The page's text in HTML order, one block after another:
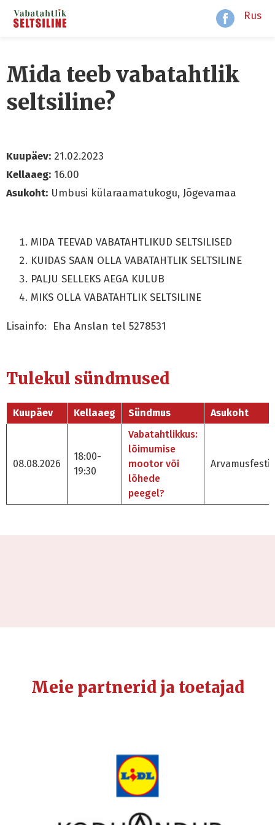
Rus
Mida teeb vabatahtlik
seltsiline?
Kuupäev: 21.02.2023
Kellaaeg: 16.00
Asukoht: Umbusi külaraamatukogu, Jõgevamaa
MIDA TEEVAD VABATAHTLIKUD SELTSILISED
KUIDAS SAAN OLLA VABATAHTLIK SELTSILINE
PALJU SELLEKS AEGA KULUB
MIKS OLLA VABATAHTLIK SELTSILINE
Lisainfo: Eha Anslan tel 5278531
Tulekul sündmused
Kuupäev Kellaaeg Sündmus Asukoht
08.08.2026
18:00-
19:30
Vabatahtlikkus:
lõimumise
mootor või
lõhede
peegel?
Meie partnerid ja toetajad